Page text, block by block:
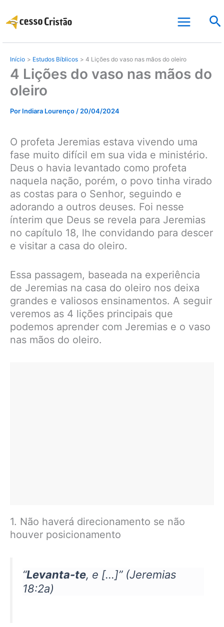
para
conteúdo
Início Estudos Bíblicos 4 Lições do vaso nas mãos do oleiro
4 Lições do vaso nas mãos do
oleiro
Por Indiara Lourenço / 20/04/2024
O profeta Jeremias estava vivendo uma
fase muito difícil em sua vida e ministério.
Deus o havia levantado como profeta
naquela nação, porém, o povo tinha virado
as costas para o Senhor, seguindo e
adorando a outros deuses. Foi nesse
ínterim que Deus se revela para Jeremias
no capítulo 18, lhe convidando para descer
e visitar a casa do oleiro.
Essa passagem, baseada na experiência
de Jeremias na casa do oleiro nos deixa
grandes e valiosos ensinamentos. A seguir
veremos as 4 lições principais que
podemos aprender com Jeremias e o vaso
nas mãos do oleiro.
1. Não haverá direcionamento se não
houver posicionamento
“Levanta-te, e […]” (Jeremias
18:2a)